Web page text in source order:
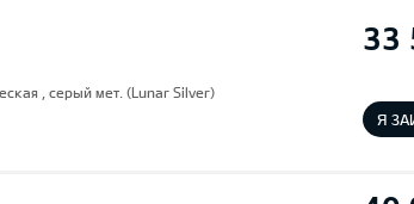
33
, серый мет. (Lunar Silver)
Я